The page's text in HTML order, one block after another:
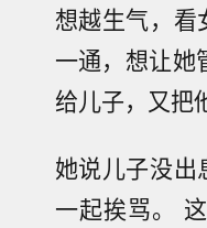
想越生气，看
一通，想让她
给儿子，又把
她说儿子没出
一起挨骂。